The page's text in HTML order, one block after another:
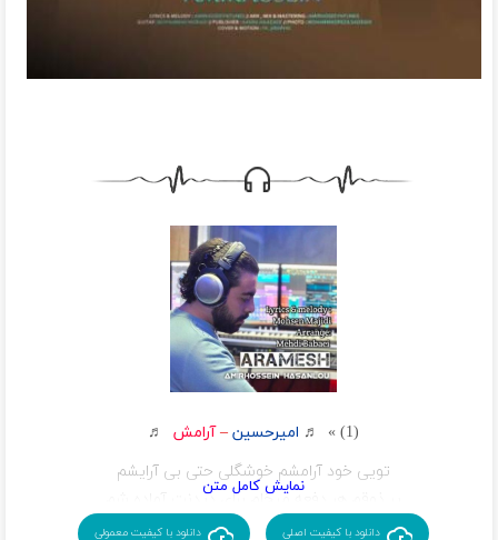
(1) » ♬ امیرحسین –آرامش
♬
تویی خود آرامشم خوشگلی حتی بی آرایشم
پر ذوقم هر دفعه میخام برای دیدنت آماده شم
قلبم قفله طلسم توعهدانلود با کیفیت اصلی دانلود با کیفیت معمولی